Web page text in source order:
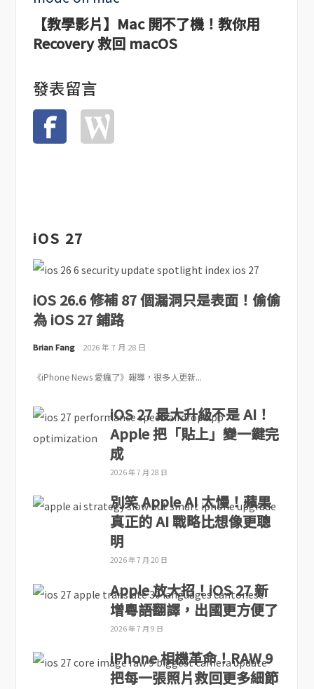
【教學影片】Mac 開不了機！教你用
Recovery 救回 macOS
發表留言
iOS 27
iOS 26.6 修補 87 個漏洞只是表面！偷偷
為 iOS 27 鋪路
Brian Fang 2026 年 7 月 28 日
《iPhone News 愛瘋了》報導，很多人更新...
iOS 27 最大升級不是 AI！
Apple 把「貼上」變一鍵完
成
2026 年 7 月 28 日
別笑 Apple AI 太慢！蘋果
真正的 AI 戰略比想像更聰
明
2026 年 7 月 20 日
Apple 放大招！iOS 27 新
增粵語翻譯，出國更方便了
2026 年 7 月 9 日
iPhone 相機革命！RAW 9
把每一張照片救回更多細節